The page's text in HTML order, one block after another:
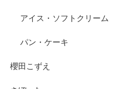
アイス・ソフトクリーム
パン・ケーキ
櫻田こずえ